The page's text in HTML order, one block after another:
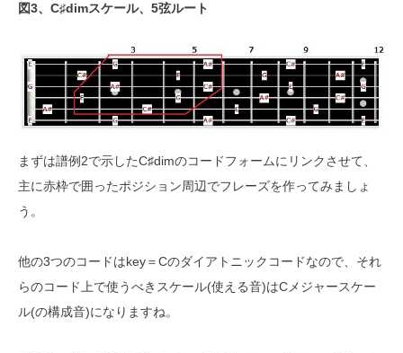
図3、C♯dimスケール、5弦ルート
まずは譜例2で示したC♯dimのコードフォームにリンクさせて、
主に赤枠で囲ったポジション周辺でフレーズを作ってみましょ
う。
他の3つのコードはkey＝Cのダイアトニックコードなので、それ
らのコード上で使うべきスケール(使える音)はCメジャースケー
ル(の構成音)になりますね。